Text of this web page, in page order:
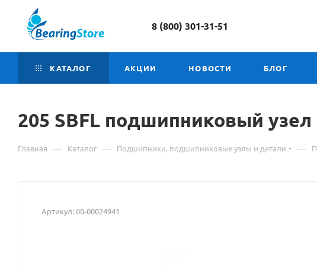
8 (800) 301-31-51
КАТАЛОГ АКЦИИ НОВОСТИ БЛОГ
205 Материал
о
SBFL
SBFL подшипниковый узел
Главная — Каталог — Подшипники, подшипниковые узлы и детали —
Артикул:00-00024941